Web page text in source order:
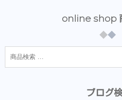
online shop
ブログ